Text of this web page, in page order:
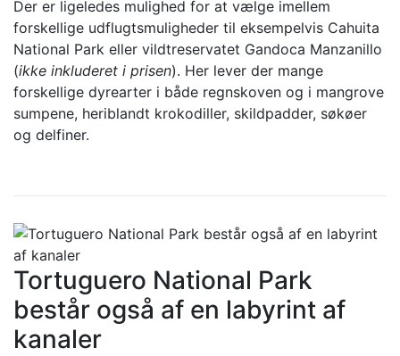
Der er ligeledes mulighed for at vælge imellem
forskellige udflugtsmuligheder til eksempelvis Cahuita
National Park eller vildtreservatet Gandoca Manzanillo
(ikke inkluderet i prisen). Her lever der mange
forskellige dyrearter i både regnskoven og i mangrove
sumpene, heriblandt krokodiller, skildpadder, søkøer
og delfiner.
Tortuguero National Park
består også af en labyrint af
kanaler